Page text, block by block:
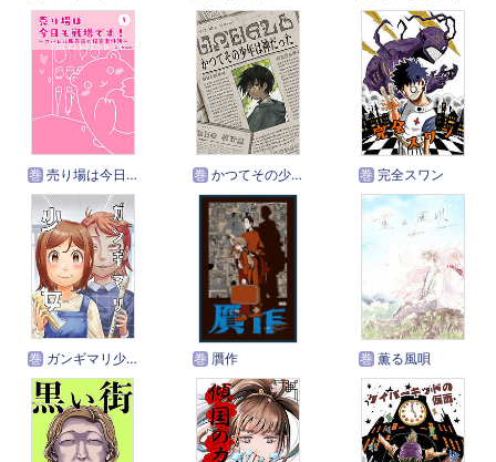
巻 売り場は今日も戦場です～アパレル販売員の接客事件簿～ 巻 かつてその少年は神だった 巻完全スワン
巻 ガンギマリ少女 巻 贋作 巻薫る風唄